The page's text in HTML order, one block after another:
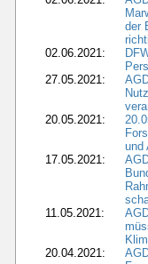
der
02.06.2021:
27.05.2021:
20.05.2021:
und
17.05.2021:
11.05.2021:
20.04.2021: